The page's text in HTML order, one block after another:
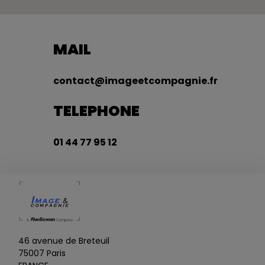
MAIL
contact@imageetcompagnie.fr
TELEPHONE
01 44 77 95 12
46 avenue de Breteuil
75007 Paris